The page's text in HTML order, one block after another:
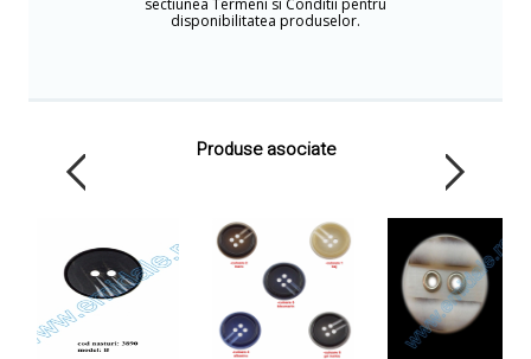
sectiunea Termeni si Conditii pentru
disponibilitatea produselor.
Produse asociate